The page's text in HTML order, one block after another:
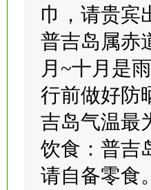
酒店有所区
巾，请贵宾
普吉岛属赤
月~十月是
行前做好防
吉岛气温最
饮食：普吉